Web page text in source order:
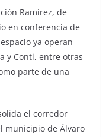
Ramírez, de
en conferencia de
ya operan
y Conti, entre otras
parte de una
el corredor
municipio de Álvaro